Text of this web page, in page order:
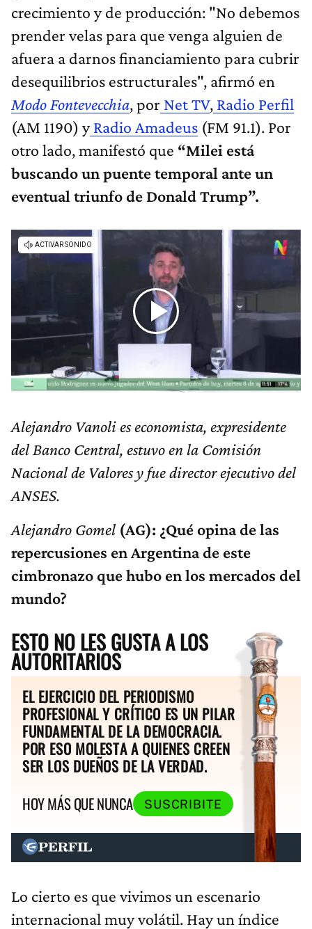
crecimiento y de producción: "No debemos
prender velas para que venga alguien de
afuera a darnos financiamiento para cubrir
desequilibrios estructurales", afirmó en
Modo Fontevecchia, por Net TV, Radio Perfil
(AM 1190) yRadio Amadeus (FM 91.1). Por
otro lado, manifestó que “Milei está
buscando un puente temporal ante un
eventual triunfo de Donald Trump”.
Alejandro Vanoli es economista, expresidente
del Banco Central, estuvo en la Comisión
Nacional de Valores y fue director ejecutivo del
ANSES.
Alejandro Gomel (AG): ¿Qué opina de las
repercusiones en Argentina de este
cimbronazo que hubo en los mercados del
mundo?
ESTO NO LES GUSTA A LOS
AUTORITARIOS
EL EJERCICIO DEL PERIODISMO
PROFESIONAL Y CRÍTICO ES UN PILAR
FUNDAMENTAL DE LA DEMOCRACIA.
POR ESO MOLESTA A QUIENES CREEN
SER LOS DUEÑOS DE LA VERDAD.
HOY MÁS QUE NUNCA
SUSCRIBITE
Lo cierto es que vivimos un escenario
internacional muy volátil. Hay un índice